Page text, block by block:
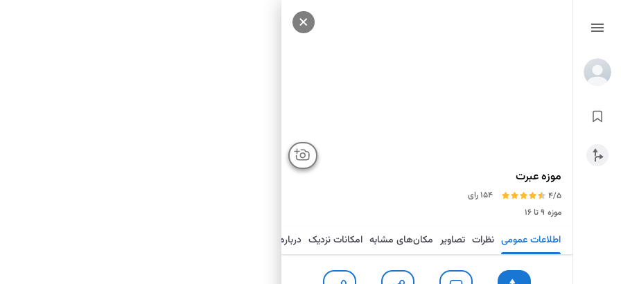
موزه عبرت
4/5
154 رای
موزه ۹ تا ۱۶
اطلاعات عمومی نظرات تصاویر مکان‌های مشابه امکانات نزدیک درباره